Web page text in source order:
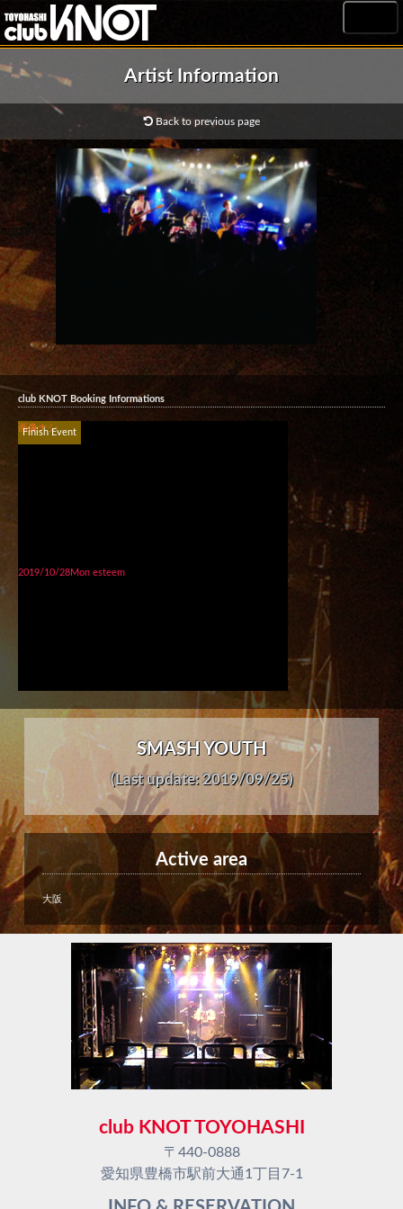
Artist Information
Back to previous page
club KNOT Booking Informations
画像ナシ
Finish Event
2019/10/28Mon esteem
SMASH YOUTH
(Last update: 2019/09/25)
Active area
大阪
club KNOT TOYOHASHI
〒440-0888
愛知県豊橋市駅前大通1丁目7-1